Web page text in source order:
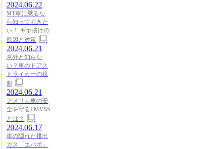
2024.06.22
MT車に乗るな
ら知っておきた
い！ ギヤ抜けの
原因と対策
2024.06.21
意外と知らな
い？車のドアス
トライカーの役
割
2024.06.21
アメリカ車の安
全を守るFMVSS
とは？
2024.06.17
車の隠れた排出
ガス「エバポ」